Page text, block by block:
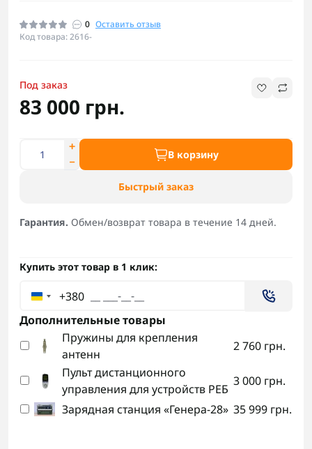
0 Оставить отзыв
Код товара: 2616-
Под заказ
83 000 грн.
В корзину
Быстрый заказ
Гарантия. Обмен/возврат товара в течение 14 дней.
Купить этот товар в 1 клик:
+380
Дополнительные товары
Пружины для крепления
антенн
2 760 грн.
Пульт дистанционного
управления для устройств РЕБ
3 000 грн.
Зарядная станция «Генера-28» 35 999 грн.